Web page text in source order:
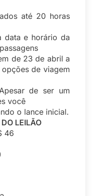
até 20 horas
data e horário da
de 23 de abril a
de viagem
de ser um
você
o lance inicial.
LEILÃO
46